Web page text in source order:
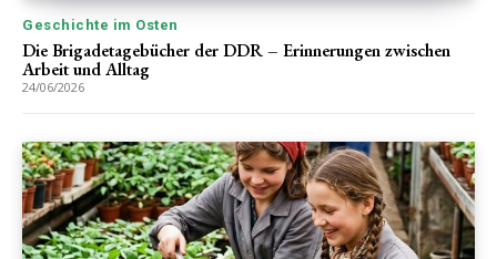
Geschichte im Osten
Die Brigadetagebücher der DDR – Erinnerungen zwischen
Arbeit und Alltag
24/06/2026